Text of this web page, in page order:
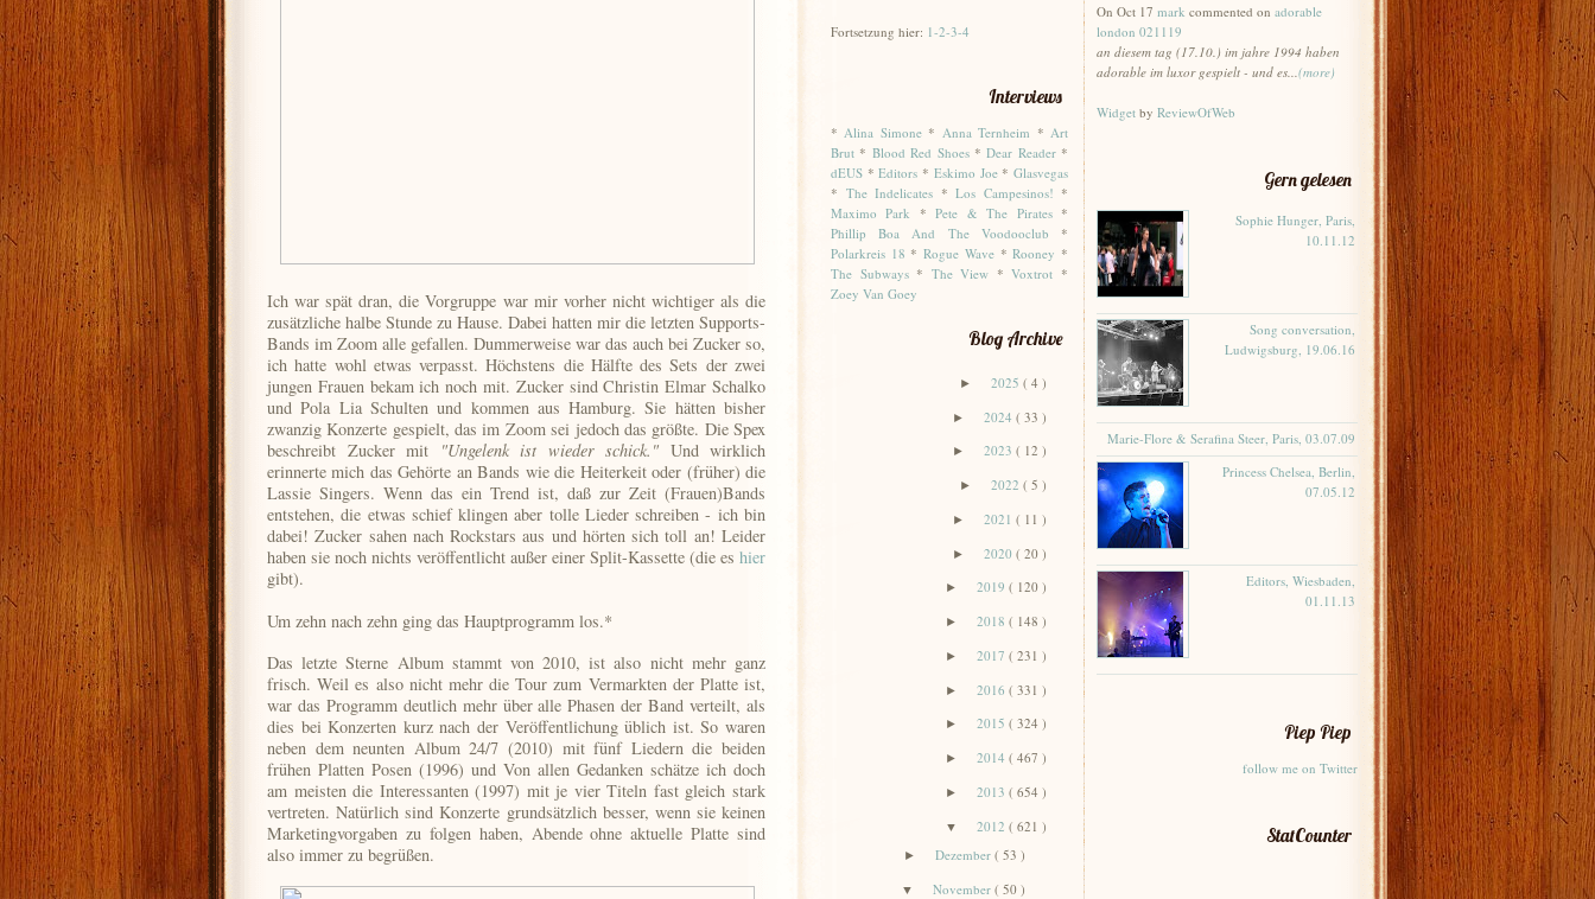
Ich war spät dran, die Vorgruppe war mir vorher nicht wichtiger als die
zusätzliche halbe Stunde zu Hause. Dabei hatten mir die letzten Supports-
Bands im Zoom alle gefallen. Dummerweise war das auch bei Zucker so,
ich hatte wohl etwas verpasst. Höchstens die Hälfte des Sets der zwei
jungen Frauen bekam ich noch mit. Zucker sind Christin Elmar Schalko
und Pola Lia Schulten und kommen aus Hamburg. Sie hätten bisher
zwanzig Konzerte gespielt, das im Zoom sei jedoch das größte. Die Spex
beschreibt Zucker mit
"Ungelenk ist wieder schick." Und wirklich
erinnerte mich das Gehörte an Bands wie die Heiterkeit oder (früher) die
Lassie Singers. Wenn das ein Trend ist, daß zur Zeit (Frauen)Bands
entstehen, die etwas schief klingen aber tolle Lieder schreiben - ich bin
dabei! Zucker sahen nach Rockstars aus und hörten sich toll an! Leider
haben sie noch nichts veröffentlicht außer einer Split-Kassette (die es hier
gibt).
Um zehn nach zehn ging das Hauptprogramm los.*
Das letzte Sterne Album stammt von 2010, ist also nicht mehr ganz
frisch. Weil es also nicht mehr die Tour zum Vermarkten der Platte ist,
war das Programm deutlich mehr über alle Phasen der Band verteilt, als
dies bei Konzerten kurz nach der Veröffentlichung üblich ist. So waren
neben dem neunten Album 24/7 (2010) mit fünf Liedern die beiden
frühen Platten Posen (1996) und Von allen Gedanken schätze ich doch
am meisten die Interessanten (1997) mit je vier Titeln fast gleich stark
vertreten. Natürlich sind Konzerte grundsätzlich besser, wenn sie keinen
Marketingvorgaben zu folgen haben, Abende ohne aktuelle Platte sind
also immer zu begrüßen.
Fortsetzung hier: 1-2-3-4
Interviews
*Alina Simone* Anna Ternheim *Art
Brut * Blood Red Shoes*Dear Reader*
dEUS *Editors * Eskimo Joe*Glasvegas
* The Indelicates * Los Campesinos! *
Maximo Park *Pete & The Pirates*
Phillip Boa And The Voodooclub *
Polarkreis 18 *Rogue Wave*Rooney *
The Subways* The View *Voxtrot *
Zoey Van Goey
Blog Archive
► 2025 ( 4 )
► 2024 ( 33 )
► 2023 ( 12 )
► 2022 ( 5 )
► 2021 ( 11 )
► 2020 ( 20 )
► 2019 ( 120 )
► 2018 ( 148 )
► 2017 ( 231 )
► 2016 ( 331 )
► 2015 ( 324 )
► 2014 ( 467 )
► 2013 ( 654 )
▼ 2012 ( 621 )
► Dezember ( 53 )
▼ November ( 50 )
On Oct 17 mark commented on adorable
london 021119
an diesem tag (17.10.) im jahre 1994 haben
adorable im luxor gespielt - und es...(more)
Widget by ReviewOfWeb
Gern gelesen
Sophie Hunger, Paris,
10.11.12
Song conversation,
Ludwigsburg, 19.06.16
Marie-Flore & Serafina Steer, Paris, 03.07.09
Princess Chelsea, Berlin,
07.05.12
Editors, Wiesbaden,
01.11.13
Piep Piep
follow me on Twitter
StatCounter